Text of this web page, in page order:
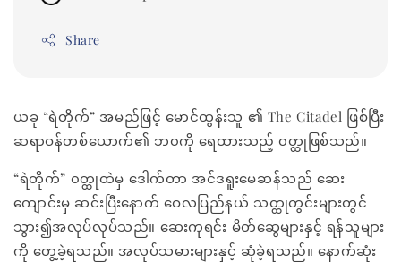
Share
ယခု “ရဲတိုက်” အမည်ဖြင့် မောင်ထွန်းသူ ၏ The Citadel ဖြစ်ပြီး
ဆရာဝန်တစ်ယောက်၏ ဘ၀ကို ရေထားသည့် ၀တ္ထုဖြစ်သည်။
“ရဲတိုက်” ၀တ္ထုထဲမှ ဒေါက်တာ အင်ဒရူးမေဆန်သည် ဆေး
ကျောင်းမှ ဆင်းပြီးနောက် ဝေလပြည်နယ် သတ္ထုတွင်းများတွင်
သွား၍အလုပ်လုပ်သည်။ ဆေးကုရင်း မိတ်ဆွေများနှင့် ရန်သူများ
ကို တွေ့ခဲ့ရသည်။ အလုပ်သမားများနှင့် ဆုံခဲ့ရသည်။ နောက်ဆုံး